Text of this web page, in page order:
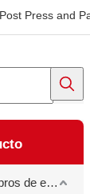
Post Press and
Soluciones para hacer libros de ejercicios